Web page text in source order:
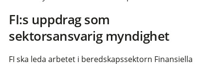
FI:s uppdrag som
sektorsansvarig myndighet
FI ska leda arbetet i beredskapssektorn Finansiella